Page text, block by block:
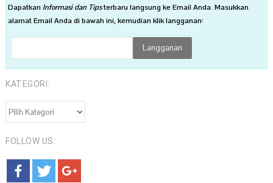
DapatkanInformasi dan Tipsterbaru langsung ke Email Anda. Masukkan
alamat Email Anda di bawah ini, kemudian klik langganan:
KATEGORI:
KATEGORI:
FOLLOW US: